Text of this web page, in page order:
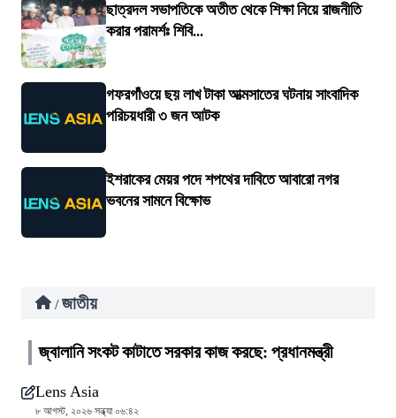
ছাত্রদল সভাপতিকে অতীত থেকে শিক্ষা নিয়ে রাজনীতি
করার পরামর্শঃ শিবি...
গফরগাঁওয়ে ছয় লাখ টাকা আত্মসাতের ঘটনায় সাংবাদিক
পরিচয়ধারী ৩ জন আটক
ইশরাকের মেয়র পদে শপথের দাবিতে আবারো নগর
ভবনের সামনে বিক্ষোভ
/ জাতীয়
জ্বালানি সংকট কাটাতে সরকার কাজ করছে: প্রধানমন্ত্রী
Lens Asia
৮ আগস্ট, ২০২৬ সন্ধ্যা ০৬:৪২